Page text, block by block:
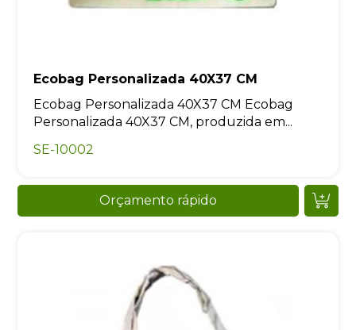
Ecobag Personalizada 40X37 CM
Ecobag Personalizada 40X37 CM Ecobag
Personalizada 40X37 CM, produzida em...
SE-10002
Orçamento rápido